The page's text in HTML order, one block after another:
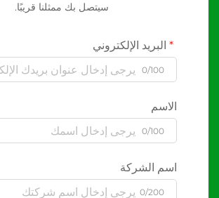
سيتصل بك ممثلنا قريبًا.
البريد الإلكتروني
0/100
الاسم
0/100
اسم الشركة
0/200